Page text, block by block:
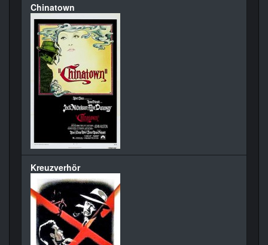
Chinatown
Kreuzverhör